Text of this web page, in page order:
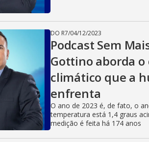
DO R7/04/12/2023
Podcast Sem
Gottino aborda o
climático que a
enfrenta
O ano de 2023 é, de fato, o
temperatura está 1,4 graus
medição é feita há 174 anos